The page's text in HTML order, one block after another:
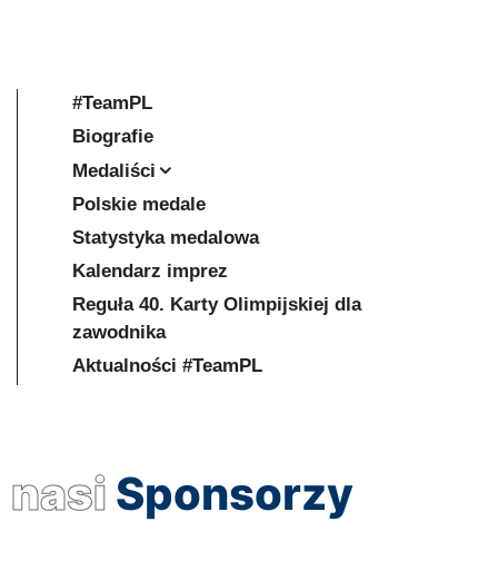
#TeamPL
Biografie
Medaliści
Polskie medale
Statystyka medalowa
Kalendarz imprez
Reguła 40. Karty Olimpijskiej dla
zawodnika
Aktualności #TeamPL
nasi Sponsorzy